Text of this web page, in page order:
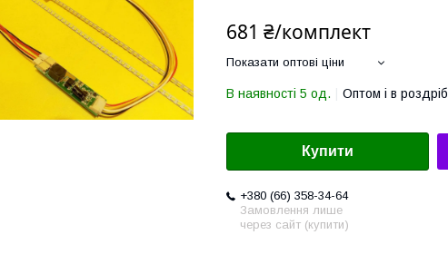
681 ₴/комплект
Показати оптові ціни
В наявності 5 од. Оптом і в роздріб
Купити
+380 (66) 358-34-64
Замовлення лише
через сайт (купити)